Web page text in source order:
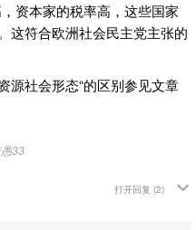
资本家的税率高，这些国家
这符合欧洲社会民主党主张的
源社会形态“的区别参见文章
33
打开回复 (2)